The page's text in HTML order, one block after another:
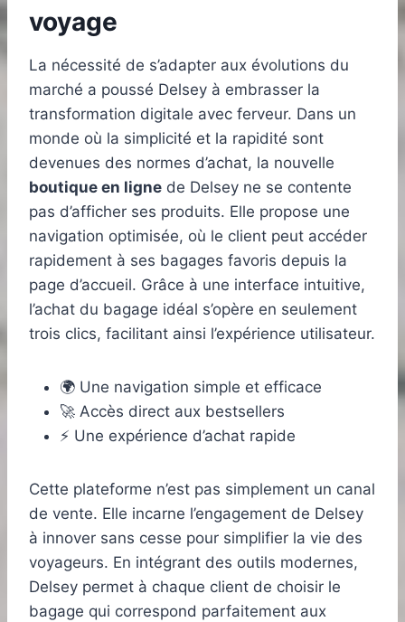
voyage
La nécessité de s’adapter aux évolutions du
marché a poussé Delsey à embrasser la
transformation digitale avec ferveur. Dans un
monde où la simplicité et la rapidité sont
devenues des normes d’achat, la nouvelle
boutique en ligne de Delsey ne se contente
pas d’afficher ses produits. Elle propose une
navigation optimisée, où le client peut accéder
rapidement à ses bagages favoris depuis la
page d’accueil. Grâce à une interface intuitive,
l’achat du bagage idéal s’opère en seulement
trois clics, facilitant ainsi l’expérience utilisateur.
🌍 Une navigation simple et efficace
🚀 Accès direct aux bestsellers
⚡️ Une expérience d’achat rapide
Cette plateforme n’est pas simplement un canal
de vente. Elle incarne l’engagement de Delsey
à innover sans cesse pour simplifier la vie des
voyageurs. En intégrant des outils modernes,
Delsey permet à chaque client de choisir le
bagage qui correspond parfaitement aux